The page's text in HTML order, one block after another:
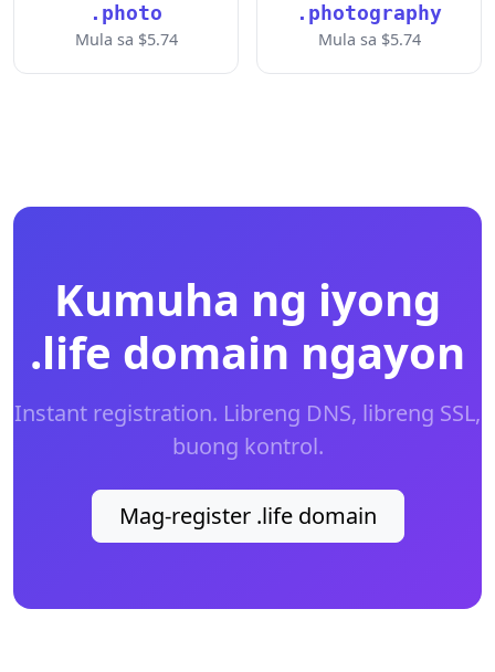
.photo
Mula sa $5.74
.photography
Mula sa $5.74
Kumuha ng iyong
.life domain ngayon
Instant registration. Libreng DNS, libreng SSL,
buong kontrol.
Mag-register .life domain